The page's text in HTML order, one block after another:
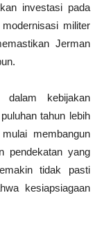
investasi pada
militer
Jerman
dalam kebijakan
tahun lebih
membangun
pendekatan yang
tidak pasti
kesiapsiagaan